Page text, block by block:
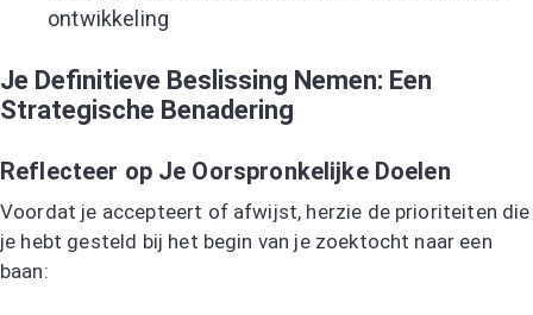
ontwikkeling
Je Definitieve Beslissing Nemen: Een
Strategische Benadering
Reflecteer op Je Oorspronkelijke Doelen
Voordat je accepteert of afwijst, herzie de prioriteiten die
je hebt gesteld bij het begin van je zoektocht naar een
baan: